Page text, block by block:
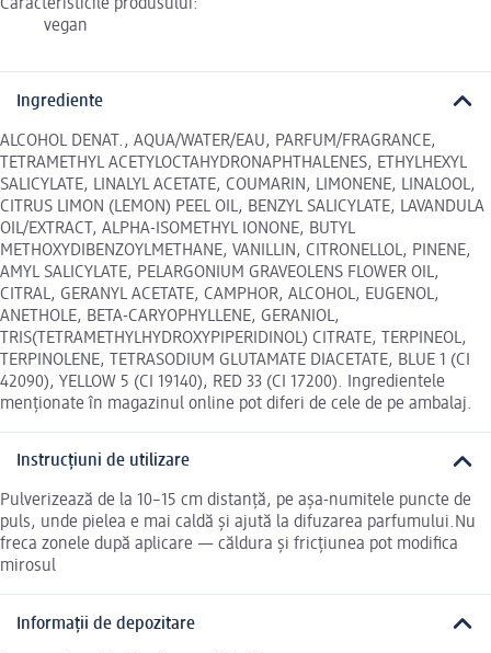
Caracteristicile produsului:
vegan
Ingrediente
ALCOHOL DENAT., AQUA/WATER/EAU, PARFUM/FRAGRANCE,
TETRAMETHYL ACETYLOCTAHYDRONAPHTHALENES, ETHYLHEXYL
SALICYLATE, LINALYL ACETATE, COUMARIN, LIMONENE, LINALOOL,
CITRUS LIMON (LEMON) PEEL OIL, BENZYL SALICYLATE, LAVANDULA
OIL/EXTRACT, ALPHA-ISOMETHYL IONONE, BUTYL
METHOXYDIBENZOYLMETHANE, VANILLIN, CITRONELLOL, PINENE,
AMYL SALICYLATE, PELARGONIUM GRAVEOLENS FLOWER OIL,
CITRAL, GERANYL ACETATE, CAMPHOR, ALCOHOL, EUGENOL,
ANETHOLE, BETA-CARYOPHYLLENE, GERANIOL,
TRIS(TETRAMETHYLHYDROXYPIPERIDINOL) CITRATE, TERPINEOL,
TERPINOLENE, TETRASODIUM GLUTAMATE DIACETATE, BLUE 1 (CI
42090), YELLOW 5 (CI 19140), RED 33 (CI 17200). Ingredientele
menționate în magazinul online pot diferi de cele de pe ambalaj.
Instrucțiuni de utilizare
Pulverizează de la 10–15 cm distanță, pe așa-numitele puncte de
puls, unde pielea e mai caldă și ajută la difuzarea parfumului.Nu
freca zonele după aplicare — căldura și fricțiunea pot modifica
mirosul
Informații de depozitare